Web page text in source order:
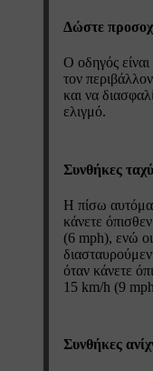
Δώστε
Ο οδηγός
τον
και να
ελιγμό.
Συνθήκες
Η πίσω
κάνετε
(6 mph), ενώ οι
όταν κάνετε
15 km/h (9
Συνθήκες